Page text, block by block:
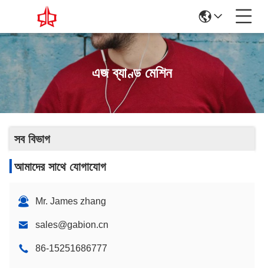
এজ ব্যাণ্ড মেশিন
সব বিভাগ
আমাদের সাথে যোগাযোগ
Mr. James zhang
sales@gabion.cn
86-15251686777